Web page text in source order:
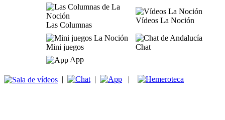
Las Columnas
Vídeos La Noción
Mini juegos
Chat
App
| | |